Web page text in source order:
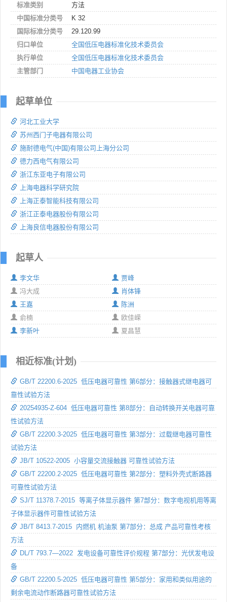
标准类别
方法
中国标准分类号
K 32
国际标准分类号
29.120.99
归口单位
全国低压电器标准化技术委员会
执行单位
全国低压电器标准化技术委员会
主管部门
中国电器工业协会
起草单位
河北工业大学
苏州西门子电器有限公司
施耐德电气(中国)有限公司上海分公司
德力西电气有限公司
浙江东亚电子有限公司
上海电器科学研究院
上海正泰智能科技有限公司
浙江正泰电器股份有限公司
上海良信电器股份有限公司
起草人
李文华
贾峰
冯大成
肖体锋
王嘉
陈洲
俞楠
欧佳嵘
李新叶
夏昌慧
相近标准(计划)
GB/T 22200.6-2025 低压电器可靠性 第6部分：接触器式继电器可
靠性试验方法
20254935-Z-604 低压电器可靠性 第8部分：自动转换开关电器可靠
性试验方法
GB/T 22200.3-2025 低压电器可靠性 第3部分：过载继电器可靠性
试验方法
JB/T 10522-2005 小容量交流接触器 可靠性试验方法
GB/T 22200.2-2025 低压电器可靠性 第2部分：塑料外壳式断路器
可靠性试验方法
SJ/T 11378.7-2015 等离子体显示器件 第7部分：数字电视机用等离
子体显示器件可靠性试验方法
JB/T 8413.7-2015 内燃机 机油泵 第7部分：总成 产品可靠性考核
方法
DL/T 793.7—2022 发电设备可靠性评价规程 第7部分：光伏发电设
备
GB/T 22200.5-2025 低压电器可靠性 第5部分：家用和类似用途的
剩余电流动作断路器可靠性试验方法